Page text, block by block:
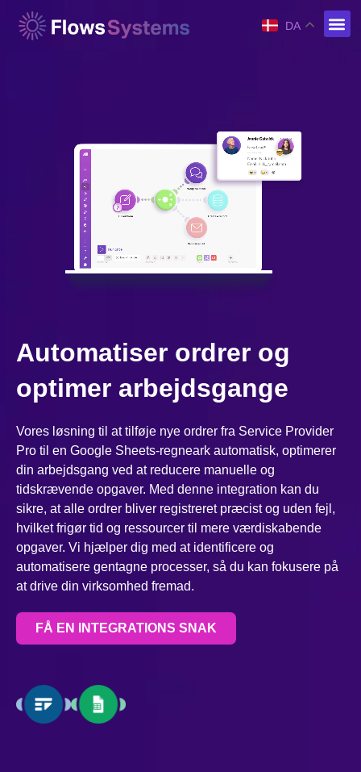
DA
Automatiser ordrer og
optimer arbejdsgange
Vores løsning til at tilføje nye ordrer fra Service Provider
Pro til en Google Sheets-regneark automatisk, optimerer
din arbejdsgang ved at reducere manuelle og
tidskrævende opgaver. Med denne integration kan du
sikre, at alle ordrer bliver registreret præcist og uden fejl,
hvilket frigør tid og ressourcer til mere værdiskabende
opgaver. Vi hjælper dig med at identificere og
automatisere gentagne processer, så du kan fokusere på
at drive din virksomhed fremad.
FÅ EN INTEGRATIONS SNAK